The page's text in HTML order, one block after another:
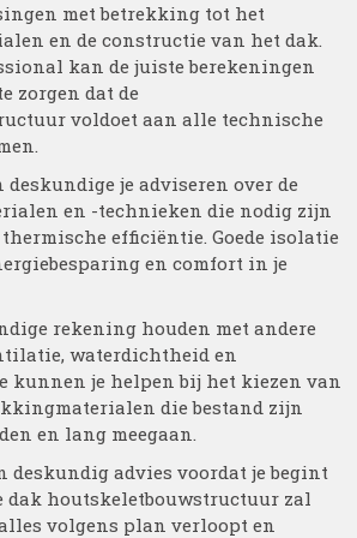
met betrekking tot het
en de constructie van het dak.
kan de juiste berekeningen
zorgen dat de
voldoet aan alle technische
deskundige je adviseren over de
en -technieken die nodig zijn
efficiëntie. Goede isolatie
en comfort in je
rekening houden met andere
waterdichtheid en
kunnen je helpen bij het kiezen van
die bestand zijn
en lang meegaan.
deskundig advies voordat je begint
dak houtskeletbouwstructuur zal
volgens plan verloopt en